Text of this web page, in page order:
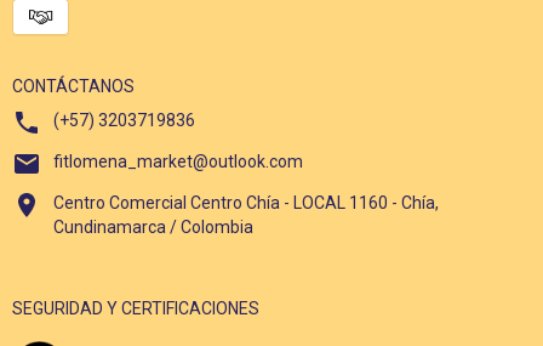
CONTÁCTANOS
(+57) 3203719836
fitlomena_market@outlook.com
Centro Comercial Centro Chía - LOCAL 1160 - Chía,
Cundinamarca / Colombia
SEGURIDAD Y CERTIFICACIONES